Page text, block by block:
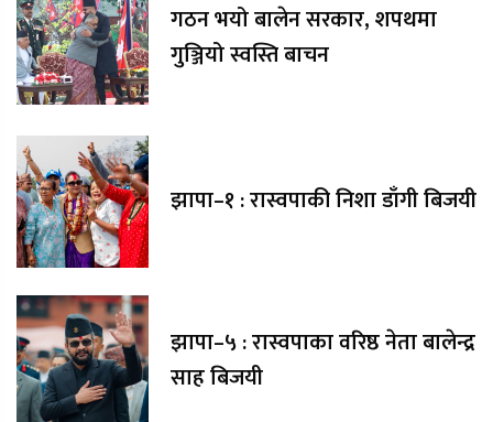
गठन भयो बालेन सरकार, शपथमा
गुञ्जियो स्वस्ति बाचन
झापा–१ : रास्वपाकी निशा डाँगी बिजयी
झापा–५ : रास्वपाका वरिष्ठ नेता बालेन्द्र
साह बिजयी